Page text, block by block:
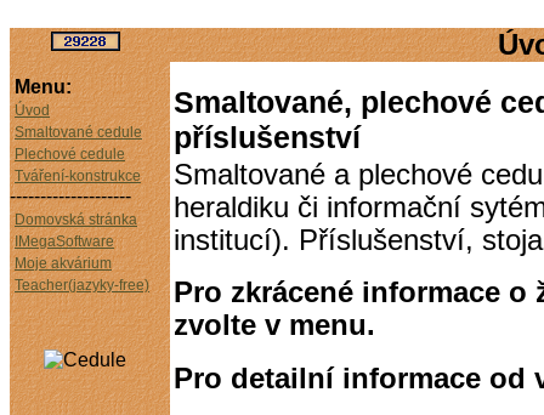
Menu:
Úvod
Smaltované cedule
Plechové cedule
Tváření-konstrukce
--------------------
Domovská stránka
IMegaSoftware
Moje akvárium
Teacher(jazyky-free)
Smaltované, plechové
příslušenství
Smaltované a plechové
heraldiku či informační
institucí). Příslušenství,
Pro zkrácené informace o
zvolte v menu.
Pro detailní informace od